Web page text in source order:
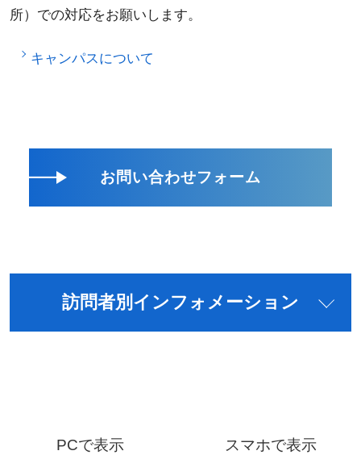
所）での対応をお願いします。
キャンパスについて
お問い合わせフォーム
訪問者別インフォメーション
PCで表示 スマホで表示